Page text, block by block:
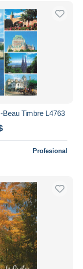
Timbre L4763
Profesional